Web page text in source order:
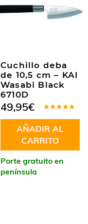
Cuchillo deba
de 10,5 cm – KAI
Wasabi Black
6710D
en5.00de
5
49,95€
AÑADIR AL
CARRITO
Porte gratuito en
península